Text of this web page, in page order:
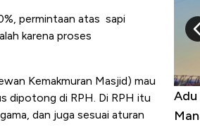
permintaan atas sapi
karena proses
Kemakmuran Masjid) mau
dipotong di RPH. Di RPH itu
dan juga sesuai aturan
Keran Ekspor, Harga
ke Zona Berbahaya
Adu